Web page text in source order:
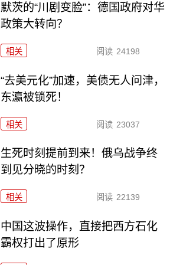
默茨的“川剧变脸”：德国政府对华
政策大转向？
相关 阅读 24198
“去美元化”加速，美债无人问津，
东瀛被锁死！
相关 阅读 23037
生死时刻提前到来！俄乌战争终
到见分晓的时刻？
相关 阅读 22139
中国这波操作，直接把西方石化
霸权打出了原形